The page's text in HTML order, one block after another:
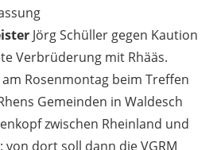
Jörg Schüller gegen Kaution
Verbrüderung mit Rhääs.
Rosenmontag beim Treffen
Gemeinden in Waldesch
zwischen Rheinland und
von dort soll dann die VGRM